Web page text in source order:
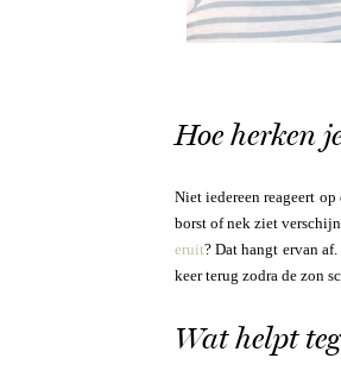
Hoe herken
Niet iedereen reageert
borst of nek ziet
eruit? Dat hangt ervan
keer terug zodra de zon
Wat helpt